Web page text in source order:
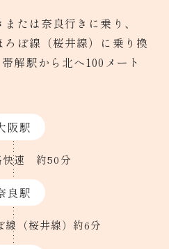
たは奈良行きに乗り、
ろぼ線（桜井線）に乗り換
解駅から北へ100メート
阪駅
速 約50分
良駅
（桜井線） 約6分